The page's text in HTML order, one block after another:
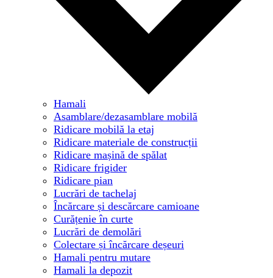
Hamali
Asamblare/dezasamblare mobilă
Ridicare mobilă la etaj
Ridicare materiale de construcții
Ridicare mașină de spălat
Ridicare frigider
Ridicare pian
Lucrări de tachelaj
Încărcare și descărcare camioane
Curățenie în curte
Lucrări de demolări
Colectare și încărcare deșeuri
Hamali pentru mutare
Hamali la depozit